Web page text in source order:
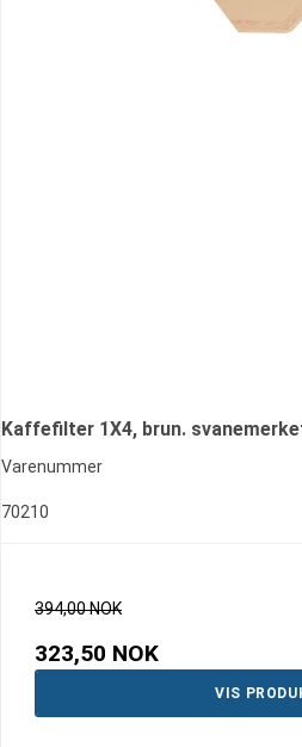
Kaffefilter 1X4, brun.
Varenummer
70210
394,00 NOK
323,50 NOK
VIS